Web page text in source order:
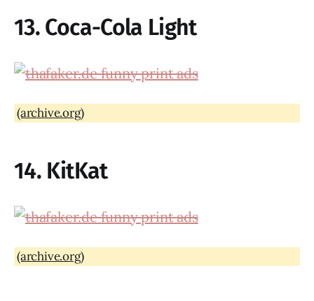
13. Coca-Cola Light
(archive.org)
14. KitKat
(archive.org)